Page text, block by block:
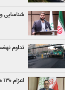
شناسایی
تداوم نهضت آسفالت
اعزام ۱۳۰ هزار زائر اربعین از پایانه‌های مسافربری شهر تهران